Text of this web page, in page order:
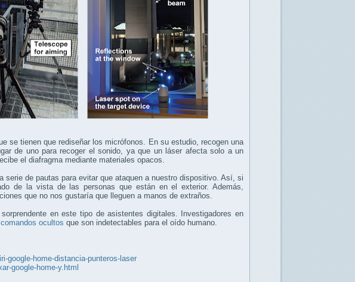
se tienen que rediseñar los micrófonos. En su estudio, recogen una
de uno para recoger el sonido, ya que un láser afecta solo a un
el diafragma mediante materiales opacos.
de pautas para evitar que ataquen a nuestro dispositivo. Así, si
de la vista de las personas que están en el exterior. Además,
que no nos gustaría que lleguen a manos de extraños.
en este tipo de asistentes digitales.
Investigadores en
ocultos que son indetectables para el oído humano.
google-home-distancia-punteros-laser
google-home-y.html